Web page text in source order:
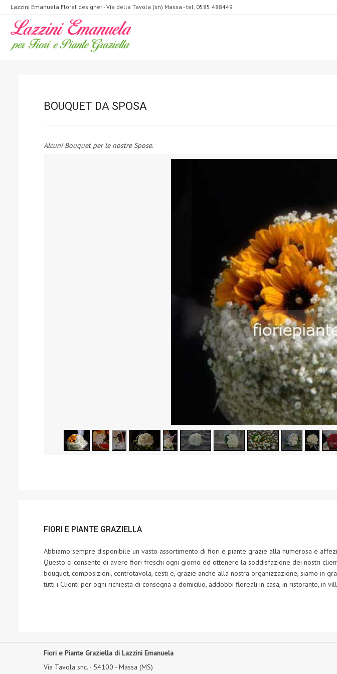
Lazzini Emanuela Floral designer - Via della Tavola (sn) Massa - tel. 0585 488449
BOUQUET DA SPOSA
Alcuni Bouquet per le nostre Spose.
FIORI E PIANTE GRAZIELLA
Abbiamo sempre disponibile un vasto assortimento di fiori e piante grazie alla numerosa e
Questo ci consente di avere fiori freschi ogni giorno ed ottenere la soddisfazione dei nostri
bouquet, composizioni, centrotavola, cesti e, grazie anche alla nostra organizzazione, siamo in
tutti i Clienti per ogni richiesta di consegna a domicilio, addobbi floreali in casa, in ristorante, in
Fiori e Piante Graziella di Lazzini Emanuela
Via Tavola snc. - 54100 - Massa (MS)